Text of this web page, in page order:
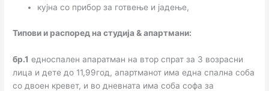
кујна со прибор за готвење и јадење,
Типови и распоред на студија & апартмани:
бр.1 едноспален апаратман на втор спрат за 3 возрасни
лица и дете до 11,99год, апартманот има една спална соба
со двоен кревет, и во дневната има соба софа за